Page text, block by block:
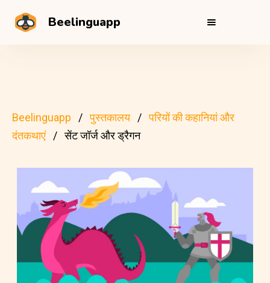
Beelinguapp
Beelinguapp पुस्तकालय
परियों की कहानियां और
दंतकथाएं
सेंट जॉर्ज और ड्रैगन